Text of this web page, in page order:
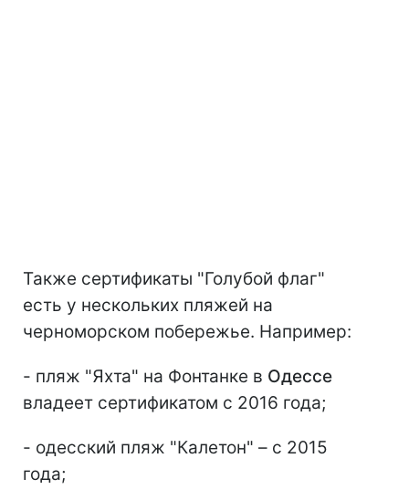
Также сертификаты "Голубой флаг"
есть у нескольких пляжей на
черноморском побережье. Например:
- пляж "Яхта" на Фонтанке в Одессе
владеет сертификатом с 2016 года;
- одесский пляж "Калетон" – с 2015
года;